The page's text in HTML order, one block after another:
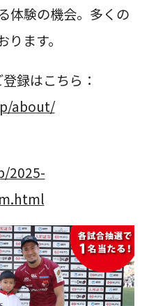
体験の機会。多くの
ます。
録はこちら：
about/
2025-